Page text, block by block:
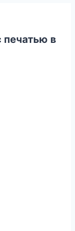
печатью в